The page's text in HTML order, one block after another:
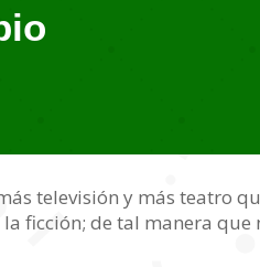
televisión y más teatro
ficción; de tal manera que